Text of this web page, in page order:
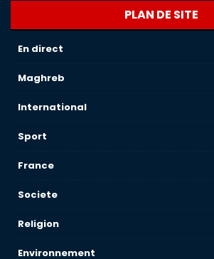
PLAN DE SITE
En direct
Maghreb
International
Sport
France
Societe
Religion
Environnement